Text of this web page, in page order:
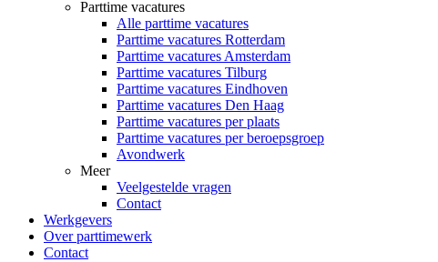
Parttime vacatures
Alle parttime vacatures
Parttime vacatures Rotterdam
Parttime vacatures Amsterdam
Parttime vacatures Tilburg
Parttime vacatures Eindhoven
Parttime vacatures Den Haag
Parttime vacatures per plaats
Parttime vacatures per beroepsgroep
Avondwerk
Meer
Veelgestelde vragen
Contact
Werkgevers
Over parttimewerk
Contact